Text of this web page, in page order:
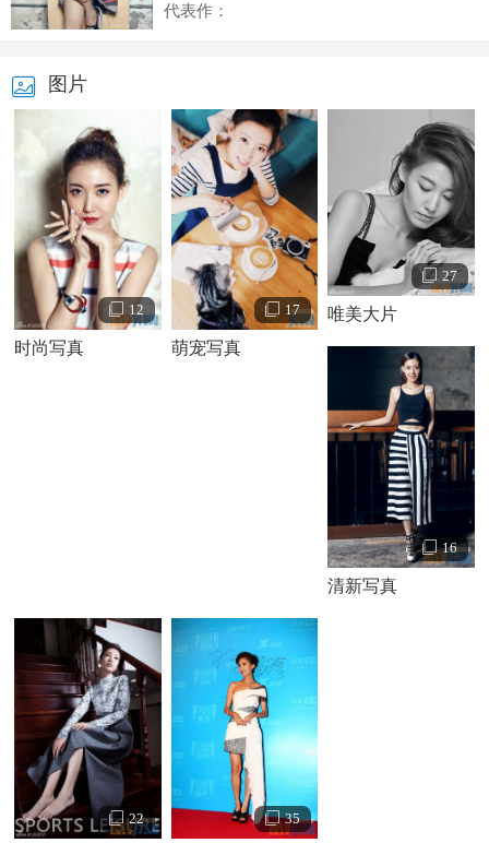
代表作：
图片
12
时尚写真
17
萌宠写真
27
唯美大片
16
清新写真
22 35